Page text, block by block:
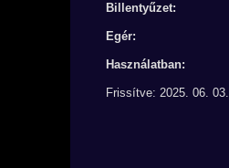
Billentyűzet:
Egér:
Használatban:
Frissítve: 2025. 06. 03.